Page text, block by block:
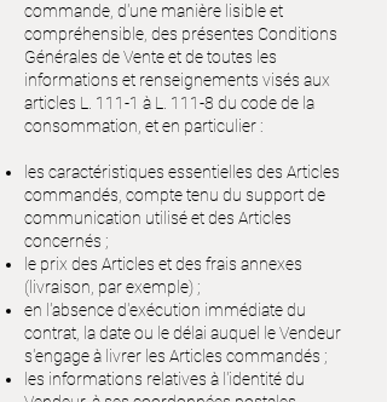
commande, d'une manière lisible et
compréhensible, des présentes Conditions
Générales de Vente et de toutes les
informations et renseignements visés aux
articles L. 111-1 à L. 111-8 du code de la
consommation, et en particulier :
les caractéristiques essentielles des Articles
commandés, compte tenu du support de
communication utilisé et des Articles
concernés ;
le prix des Articles et des frais annexes
(livraison, par exemple) ;
en l'absence d'exécution immédiate du
contrat, la date ou le délai auquel le Vendeur
s'engage à livrer les Articles commandés ;
les informations relatives à l'identité du